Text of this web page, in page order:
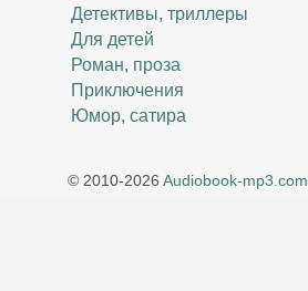
Детективы, триллеры
Для детей
Роман, проза
Приключения
Юмор, сатира
© 2010-2026 Audiobook-mp3.com